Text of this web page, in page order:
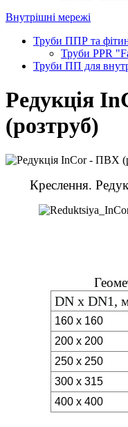
Внутрішні мережі
Труби ППР та
Труби PPR
Труби ПП для
Редукція
(розтруб)
Креслення.
DN х DN1,
160 x 160
200 x 200
250 x 250
300 x 315
400 x 400